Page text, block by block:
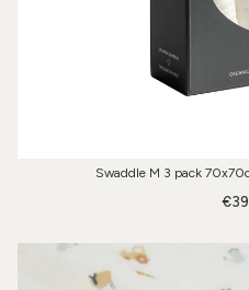
Swaddle M 3 pack